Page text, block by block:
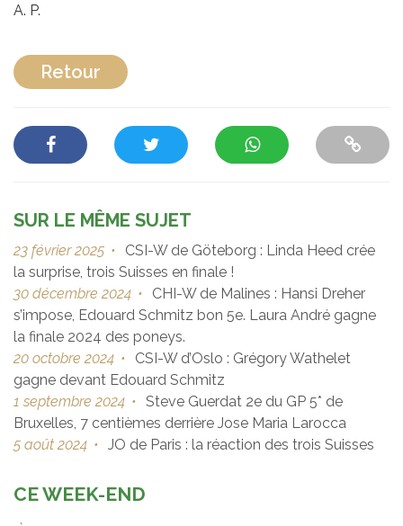
A. P.
Retour
SUR LE MÊME SUJET
23 février 2025 •
CSI-W de Göteborg : Linda Heed crée
la surprise, trois Suisses en finale !
30 décembre 2024 •
CHI-W de Malines : Hansi Dreher
s’impose, Edouard Schmitz bon 5e. Laura André gagne
la finale 2024 des poneys.
20 octobre 2024 •
CSI-W d’Oslo : Grégory Wathelet
gagne devant Edouard Schmitz
1 septembre 2024 • Steve Guerdat 2e du GP 5* de
Bruxelles, 7 centièmes derrière Jose Maria Larocca
5 août 2024 • JO de Paris : la réaction des trois Suisses
CE WEEK-END